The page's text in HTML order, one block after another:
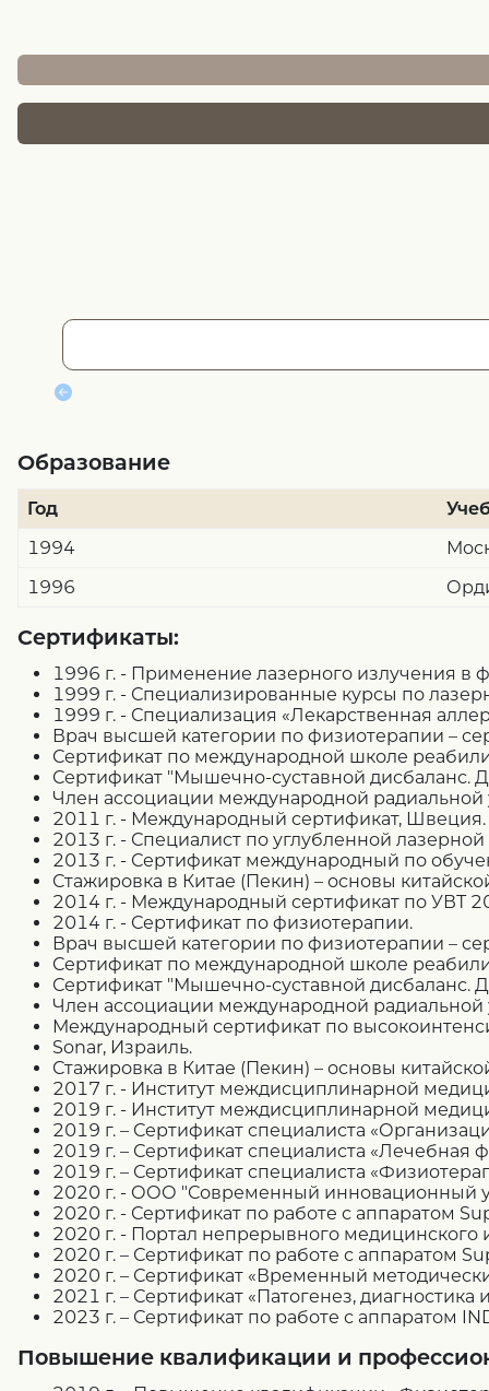
Образование
Год
1994
1996
Сертификаты:
1996 г. - Применение лазерного излучения в
1999 г. - Специализированные курсы по
1999 г. - Специализация «Лекарственная
Врач высшей категории по физиотерапии –
Сертификат по международной школе
Сертификат "Мышечно-суставной дисбаланс.
Член ассоциации международной радиальной
2011 г. - Международный сертификат, Швеция.
2013 г. - Специалист по углубленной лазерной
2013 г. - Сертификат международный по
Стажировка в Китае (Пекин) – основы
2014 г. - Международный сертификат по УВТ
2014 г. - Сертификат по физиотерапии.
Врач высшей категории по физиотерапии –
Сертификат по международной школе
Сертификат "Мышечно-суставной дисбаланс.
Член ассоциации международной радиальной
Международный сертификат по
Sonar, Израиль.
Стажировка в Китае (Пекин) – основы
2017 г. - Институт междисциплинарной
2019 г. - Институт междисциплинарной
2019 г. – Сертификат специалиста
2019 г. – Сертификат специалиста
2019 г. – Сертификат специалиста
2020 г. - ООО "Современный инновационный
2020 г. - Сертификат по работе с аппаратом
2020 г. - Портал непрерывного
2020 г. – Сертификат по работе с аппаратом
2020 г. – Сертификат «Временный
2021 г. – Сертификат «Патогенез,
2023 г. – Сертификат по работе с аппаратом
Повышение квалификации и